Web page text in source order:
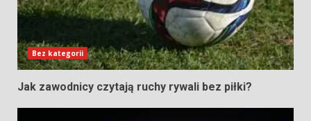
Bez kategorii
Jak zawodnicy czytają ruchy rywali bez piłki?